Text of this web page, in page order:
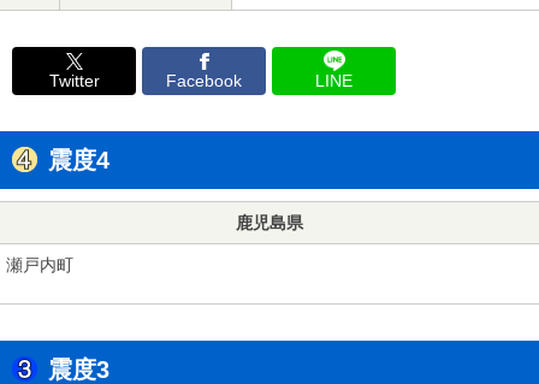
Twitter Facebook LINE
震度4
鹿児島県
瀬戸内町
震度3